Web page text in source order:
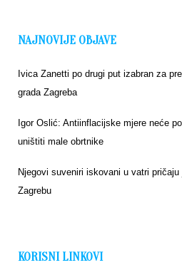
NAJNOVIJE OBJAVE
Ivica Zanetti po drugi put izabran za
grada Zagreba
Igor Oslić: Antiinflacijske mjere neće
uništiti male obrtnike
Njegovi suveniri iskovani u vatri
Zagrebu
KORISNI LINKOVI